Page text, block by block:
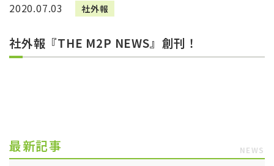
2020.07.03 社外報
社外報『THE M2P NEWS』創刊！
最新記事 NEWS